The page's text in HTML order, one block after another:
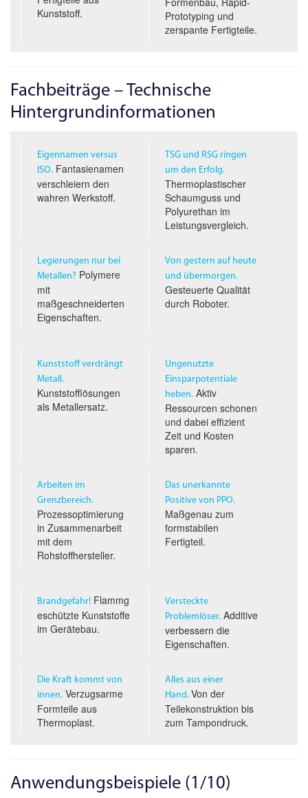
Kunststoff.
Prototyping und
zerspante Fertigteile.
Fachbeiträge – Technische
Hintergrundinformationen
Eigennamen versus
ISO.Fantasienamen
verschleiern den
wahren Werkstoff.
TSG und RSG ringen
um den Erfolg.
Thermoplastischer
Schaumguss und
Polyurethan im
Leistungs­vergleich.
Legierungen nur bei
Metallen? Polymere
mit
maßgeschneiderten
Eigenschaften.
Von gestern auf heute
und übermorgen.
Gesteuerte Qualität
durch Roboter.
Kunststoff verdrängt
Metall.
Kunststofflösungen
als Metallersatz.
Ungenutzte
Einsparpotentiale
heben.Aktiv
Ressourcen schonen
und dabei effizient
Zeit und Kosten
sparen.
Arbeiten im
Grenzbereich.
Prozessoptimierung
in Zusammenarbeit
mit dem
Rohstoffhersteller.
Das unerkannte
Positive von PPO.
Maßgenau zum
formstabilen
Fertigteil.
Brandgefahr!Flammg
eschützte Kunststoffe
im Gerätebau.
Versteckte
Problemlöser.Additive
verbessern die
Eigenschaften.
Die Kraft kommt von
innen.Verzugsarme
Formteile aus
Thermoplast.
Alles aus einer
Hand. Von der
Teilekonstruktion bis
zum Tampondruck.
Anwendungsbeispiele (1/10)